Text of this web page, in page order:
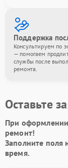
Поддержка
Консультируем по
— помогаем
службы после
ремонта.
Оставьте
При
ремонт!
Заполните
время.